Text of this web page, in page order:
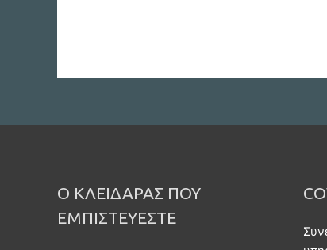
Ο ΚΛΕΙΔΑΡΑΣ ΠΟΥ
ΕΜΠΙΣΤΕΥΕΣΤΕ